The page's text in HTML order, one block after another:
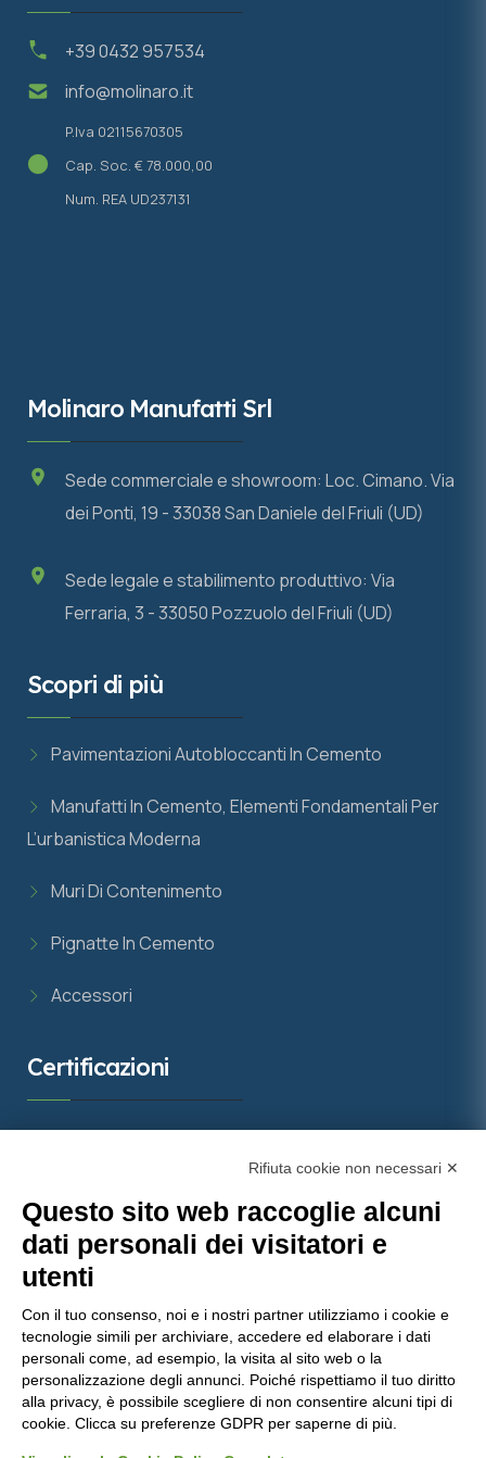
+39 0432 957534
info@molinaro.it
P.Iva 02115670305
Cap. Soc. € 78.000,00
Num. REA UD237131
Molinaro Manufatti Srl
Sede commerciale e showroom: Loc. Cimano. Via
dei Ponti, 19 - 33038 San Daniele del Friuli (UD)
Sede legale e stabilimento produttivo: Via
Ferraria, 3 - 33050 Pozzuolo del Friuli (UD)
Scopri di più
Pavimentazioni Autobloccanti In Cemento
Manufatti In Cemento, Elementi Fondamentali Per
L’urbanistica Moderna
Muri Di Contenimento
Pignatte In Cemento
Accessori
Certificazioni
Molinaro Manufattipunta sulla qualità certificata, con
importanti attestazioni che garantiscono prodotti e
servizi all’avanguardia nel settore del calcestruzzo.
Rifiuta cookie non necessari ✕
Questo sito web raccoglie alcuni
dati personali dei visitatori e
utenti
Con il tuo consenso, noi e i nostri partner utilizziamo i cookie e
tecnologie simili per archiviare, accedere ed elaborare i dati
personali come, ad esempio, la visita al sito web o la
personalizzazione degli annunci. Poiché rispettiamo il tuo diritto
alla privacy, è possibile scegliere di non consentire alcuni tipi di
cookie. Clicca su preferenze GDPR per saperne di più.